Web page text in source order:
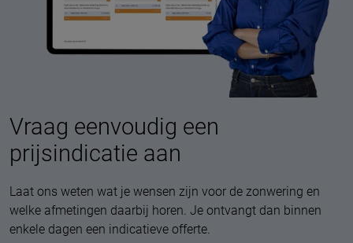
Vraag eenvoudig een
prijsindicatie aan
Laat ons weten wat je wensen zijn voor de zonwering en
welke afmetingen daarbij horen. Je ontvangt dan binnen
enkele dagen een indicatieve offerte.